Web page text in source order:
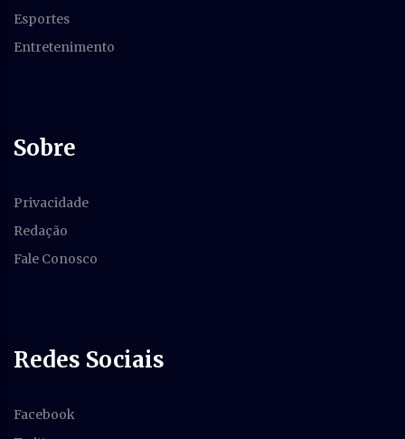
Esportes
Entretenimento
Sobre
Privacidade
Redação
Fale Conosco
Redes Sociais
Facebook